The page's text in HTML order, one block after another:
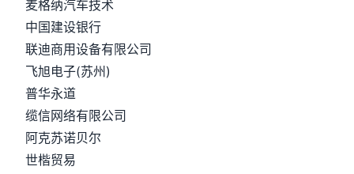
麦格纳汽车技术
中国建设银行
联迪商用设备有限公司
飞旭电子(苏州)
普华永道
缆信网络有限公司
阿克苏诺贝尔
世楷贸易